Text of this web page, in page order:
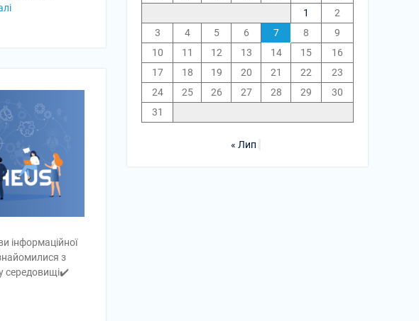
інформаційної
з
середовищі✔️
1
2
3
4 5 6 7 8
9
10
11 12 13 14 15
16
17
18 19 20 21 22
23
24
25 26 27 28 29
30
31
« Лип